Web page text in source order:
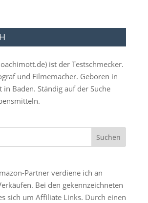
) ist der Testschmecker.
und Filmemacher. Geboren in
in Baden. Ständig auf der Suche
Partner verdiene ich an
Bei den gekennzeichneten
sich um Affiliate Links. Durch einen